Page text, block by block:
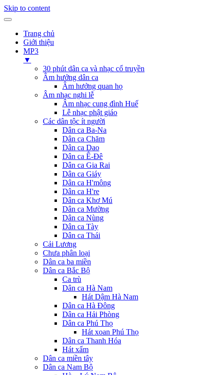
Skip to content
Trang chủ
Giới thiệu
MP3
▼
30 phút dân ca và nhạc cổ truyền
Âm hưởng dân ca
Âm hưởng quan họ
Âm nhạc nghi lễ
Âm nhạc cung đình Huế
Lễ nhạc phật giáo
Các dân tộc ít người
Dân ca Ba-Na
Dân ca Chăm
Dân ca Dao
Dân ca Ê-Đê
Dân ca Gia Rai
Dân ca Giáy
Dân ca H'mông
Dân ca H're
Dân ca Khơ Mú
Dân ca Mường
Dân ca Nùng
Dân ca Tày
Dân ca Thái
Cải Lương
Chưa phân loại
Dân ca ba miền
Dân ca Bắc Bộ
Ca trù
Dân ca Hà Nam
Hát Dậm Hà Nam
Dân ca Hà Đông
Dân ca Hải Phòng
Dân ca Phú Thọ
Hát xoan Phú Thọ
Dân ca Thanh Hóa
Hát xẩm
Dân ca miền tây
Dân ca Nam Bộ